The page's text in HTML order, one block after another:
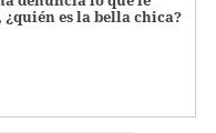
es la bella chica?